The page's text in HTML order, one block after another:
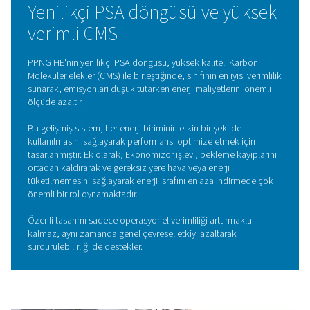
yararlanarak azotu havadaki diğer gazlardan ayırır.
hava, oksijeni ve diğer safsızlıkları seçici olarak
nitrojenin saflaştırılmış bir ürün olarak geçmesine
Farklı damarlarda yüksek ve düşük basınçlar
yaparak CMS yenilenir ve sürekli ve güvenilir bir nitrojen